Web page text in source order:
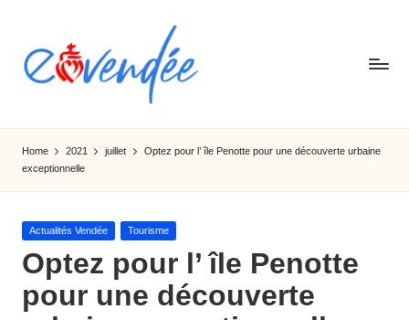
content
E
-
v
e
n
d
e
tourismes,
activités
et
informations
Home 2021 juillet
Optez pour l’ île Penotte pour une découverte urbaine
exceptionnelle
Posted
Actualités Vendée Tourisme
Optez pour l’ île Penotte
pour une découverte